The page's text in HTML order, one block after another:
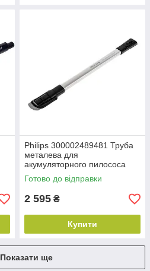
Philips 300002489481 Труба
металева для
акумуляторного пилососа
Готово до відправки
2 595 ₴
Купити
Показати ще